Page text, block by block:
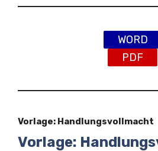
WORD
PDF
Vorlage: Handlungsvollmacht
Vorlage: